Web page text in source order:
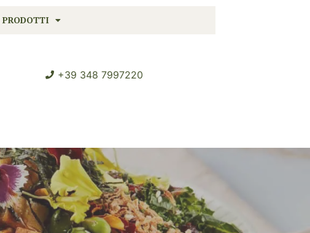
+39 348 7997220